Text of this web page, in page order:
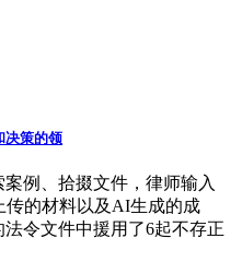
决策的领
例、拾掇文件，律师输入
传的材料以及AI生成的成
令文件中援用了6起不存正